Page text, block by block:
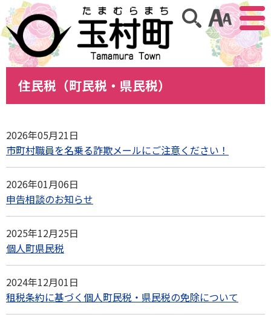
アクセ
サイト内検索
住民税（町民税・県民税）
2026年05月21日
市町村職員を名乗る詐欺メールにご注意ください！
2026年01月06日
申告相談のお知らせ
2025年12月25日
個人町県民税
2024年12月01日
租税条約に基づく個人町民税・県民税の免除について